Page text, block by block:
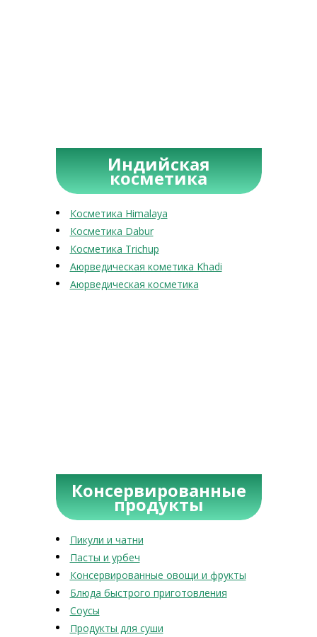
Индийская
косметика
Косметика Himalaya
Косметика Dabur
Косметика Trichup
Аюрведическая кометика Khadi
Аюрведическая косметика
Консервированные
продукты
Пикули и чатни
Пасты и урбеч
Консервированные овощи и фрукты
Блюда быстрого приготовления
Соусы
Продукты для суши